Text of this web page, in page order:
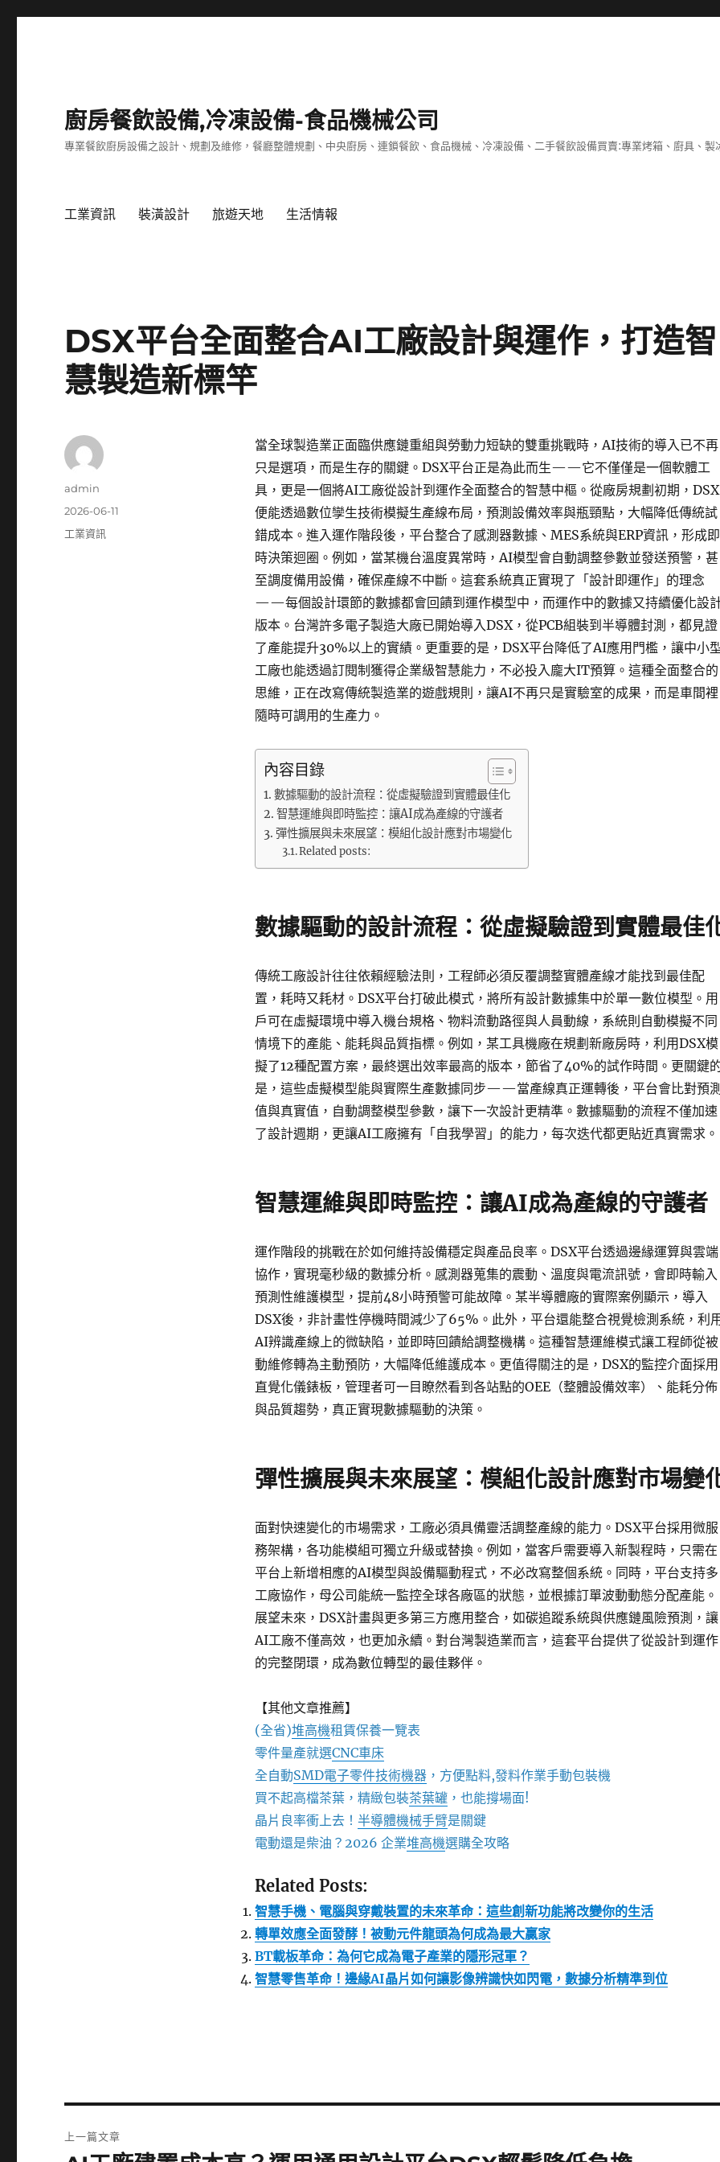
廚房餐飲設備,冷凍設備-食品機械公司
專業餐飲廚房設備之設計、規劃及維修，餐廳整體規劃、中央廚房、連鎖餐飲、食品機械、冷凍設備、二手餐飲設備買賣:專業烤箱、廚具、
工業資訊 裝潢設計 旅遊天地 生活情報
DSX平台全面整合AI工廠設計與運作，打造智
慧製造新標竿
當全球製造業正面臨供應鏈重組與勞動力短缺的雙重挑戰時，AI技術的導入已不再
只是選項，而是生存的關鍵。DSX平台正是為此而生——它不僅僅是一個軟體工
具，更是一個將AI工廠從設計到運作全面整合的智慧中樞。從廠房規劃初期，DSX
便能透過數位孿生技術模擬生產線布局，預測設備效率與瓶頸點，大幅降低傳統試
錯成本。進入運作階段後，平台整合了感測器數據、MES系統與ERP資訊，形成即
時決策迴圈。例如，當某機台溫度異常時，AI模型會自動調整參數並發送預警，甚
至調度備用設備，確保產線不中斷。這套系統真正實現了「設計即運作」的理念
——每個設計環節的數據都會回饋到運作模型中，而運作中的數據又持續優化設
版本。台灣許多電子製造大廠已開始導入DSX，從PCB組裝到半導體封測，都見證
了產能提升30%以上的實績。更重要的是，DSX平台降低了AI應用門檻，讓中小
工廠也能透過訂閱制獲得企業級智慧能力，不必投入龐大IT預算。這種全面整合的
思維，正在改寫傳統製造業的遊戲規則，讓AI不再只是實驗室的成果，而是車間裡
隨時可調用的生產力。
內容目錄
數據驅動的設計流程：從虛擬驗證到實體最佳化
智慧運維與即時監控：讓AI成為產線的守護者
彈性擴展與未來展望：模組化設計應對市場變化
Related posts:
數據驅動的設計流程：從虛擬驗證到實體最佳
傳統工廠設計往往依賴經驗法則，工程師必須反覆調整實體產線才能找到最佳配
置，耗時又耗材。DSX平台打破此模式，將所有設計數據集中於單一數位模型。用
戶可在虛擬環境中導入機台規格、物料流動路徑與人員動線，系統則自動模擬不同
情境下的產能、能耗與品質指標。例如，某工具機廠在規劃新廠房時，利用DSX模
擬了12種配置方案，最終選出效率最高的版本，節省了40%的試作時間。更關鍵
是，這些虛擬模型能與實際生產數據同步——當產線真正運轉後，平台會比對預
值與真實值，自動調整模型參數，讓下一次設計更精準。數據驅動的流程不僅加速
了設計週期，更讓AI工廠擁有「自我學習」的能力，每次迭代都更貼近真實需求。
智慧運維與即時監控：讓AI成為產線的守護者
運作階段的挑戰在於如何維持設備穩定與產品良率。DSX平台透過邊緣運算與雲端
協作，實現毫秒級的數據分析。感測器蒐集的震動、溫度與電流訊號，會即時輸入
預測性維護模型，提前48小時預警可能故障。某半導體廠的實際案例顯示，導入
DSX後，非計畫性停機時間減少了65%。此外，平台還能整合視覺檢測系統，利
AI辨識產線上的微缺陷，並即時回饋給調整機構。這種智慧運維模式讓工程師從被
動維修轉為主動預防，大幅降低維護成本。更值得關注的是，DSX的監控介面採用
直覺化儀錶板，管理者可一目瞭然看到各站點的OEE（整體設備效率）、能耗分佈
與品質趨勢，真正實現數據驅動的決策。
彈性擴展與未來展望：模組化設計應對市場變
面對快速變化的市場需求，工廠必須具備靈活調整產線的能力。DSX平台採用微服
務架構，各功能模組可獨立升級或替換。例如，當客戶需要導入新製程時，只需在
平台上新增相應的AI模型與設備驅動程式，不必改寫整個系統。同時，平台支持多
工廠協作，母公司能統一監控全球各廠區的狀態，並根據訂單波動動態分配產能。
展望未來，DSX計畫與更多第三方應用整合，如碳追蹤系統與供應鏈風險預測，讓
AI工廠不僅高效，也更加永續。對台灣製造業而言，這套平台提供了從設計到運作
的完整閉環，成為數位轉型的最佳夥伴。
【其他文章推薦】
(全省)堆高機租賃保養一覽表
零件量產就選CNC車床
全自動SMD電子零件技術機器，方便點料,發料作業手動包裝機
買不起高檔茶葉，精緻包裝茶葉罐，也能撐場面!
晶片良率衝上去！ 半導體機械手臂是關鍵
電動還是柴油？2026 企業堆高機選購全攻略
Related Posts:
智慧手機、電腦與穿戴裝置的未來革命：這些創新功能將改變你的生活
轉單效應全面發酵！被動元件龍頭為何成為最大贏家
BT載板革命：為何它成為電子產業的隱形冠軍？
智慧零售革命！邊緣AI晶片如何讓影像辨識快如閃電，數據分析精準到位
作
admin
發
2026-06-11
分
工業資訊
章
上一篇文章